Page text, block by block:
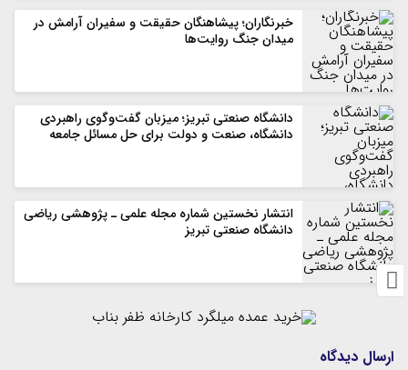
خبرنگاران؛ پیشاهنگان حقیقت و سفیران آرامش در
میدان جنگ روایت‌ها
دانشگاه صنعتی تبریز؛ میزبان گفت‌وگوی راهبردی
دانشگاه، صنعت و دولت برای حل مسائل جامعه
انتشار نخستین شماره مجله علمی ـ پژوهشی ریاضی
دانشگاه صنعتی تبریز
ارسال دیدگاه